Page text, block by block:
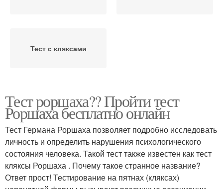
Тест с кляксами
Тест роршаха?? Пройти тест
Роршаха бесплатно онлайн
Тест Германа Роршаха позволяет подробно исследовать
личность и определить нарушения психологического
состояния человека. Такой тест также известен как тест
кляксы Роршаха . Почему такое странное название?
Ответ прост! Тестирование на пятнах (кляксах)